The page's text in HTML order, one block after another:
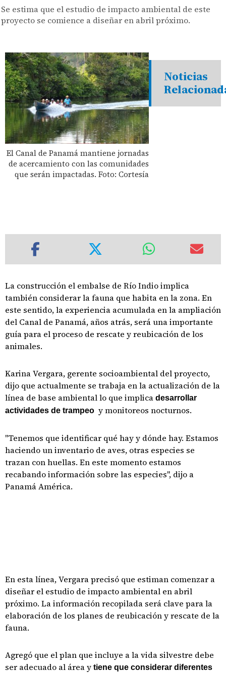
Se estima que el estudio de impacto ambiental de este
proyecto se comience a diseñar en abril próximo.
El Canal de Panamá mantiene jornadas
de acercamiento con las comunidades
que serán impactadas. Foto: Cortesía
Noticias
La construcción el embalse de Río Indio implica
también considerar la fauna que habita en la zona. En
este sentido, la experiencia acumulada en la ampliación
del Canal de Panamá, años atrás, será una importante
guía para el proceso de rescate y reubicación de los
animales.
Karina Vergara, gerente socioambiental del proyecto,
dijo que actualmente se trabaja en la actualización de la
línea de base ambiental lo que implica desarrollar
actividades de trampeo y monitoreos nocturnos.
"Tenemos que identificar qué hay y dónde hay. Estamos
haciendo un inventario de aves, otras especies se
trazan con huellas. En este momento estamos
recabando información sobre las especies", dijo a
Panamá América.
En esta línea, Vergara precisó que estiman comenzar a
diseñar el estudio de impacto ambiental en abril
próximo. La información recopilada será clave para la
elaboración de los planes de reubicación y rescate de la
fauna.
Agregó que el plan que incluye a la vida silvestre debe
ser adecuado al área y tiene que considerar diferentes